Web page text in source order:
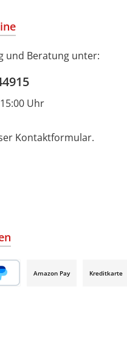
und Beratung unter:
Uhr
Kontaktformular.
Amazon Pay Kreditkarte